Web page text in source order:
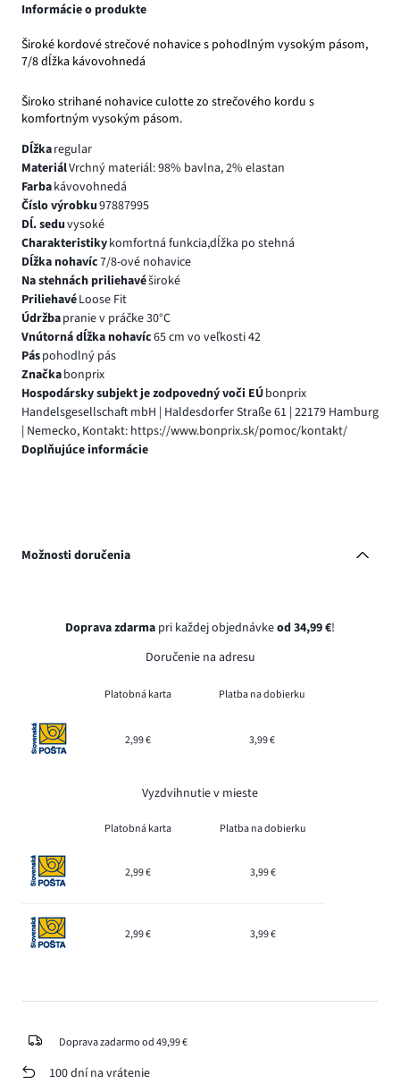
Informácie o produkte
Široké kordové strečové nohavice s pohodlným vysokým pásom,
7/8 dĺžka kávovohnedá
Široko strihané nohavice culotte zo strečového kordu s
komfortným vysokým pásom.
Dĺžkaregular
MateriálVrchný materiál: 98% bavlna, 2% elastan
Farbakávovohnedá
Číslo výrobku97887995
Dĺ. seduvysoké
Charakteristikykomfortná funkcia,dĺžka po stehná
Dĺžka nohavíc7/8-ové nohavice
Na stehnách priliehavéširoké
PriliehavéLoose Fit
Údržbapranie v práčke 30°C
Vnútorná dĺžka nohavíc65 cm vo veľkosti 42
Páspohodlný pás
Značkabonprix
Hospodársky subjekt je zodpovedný voči EÚbonprix
Handelsgesellschaft mbH | Haldesdorfer Straße 61 | 22179 Hamburg
| Nemecko, Kontakt: https://www.bonprix.sk/pomoc/kontakt/
Doplňujúce informácie
Možnosti doručenia
Doprava zdarma pri každej objednávkeod 34,99 €!
Doručenie na adresu
Platobná karta Platba na dobierku
2,99 € 3,99 €
Vyzdvihnutie v mieste
Platobná karta Platba na dobierku
2,99 € 3,99 €
2,99 € 3,99 €
Doprava zadarmo od 49,99 €
100 dní na vrátenie